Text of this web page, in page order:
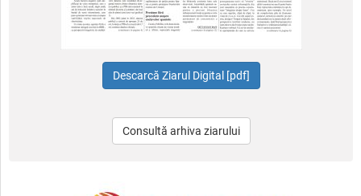
Consultă arhiva ziarului